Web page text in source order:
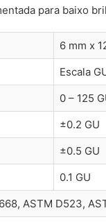
para baixo
6 mm x
Escala
0 – 125
±0.2 GU
±0.5 GU
0.1 GU
ASTM D523,